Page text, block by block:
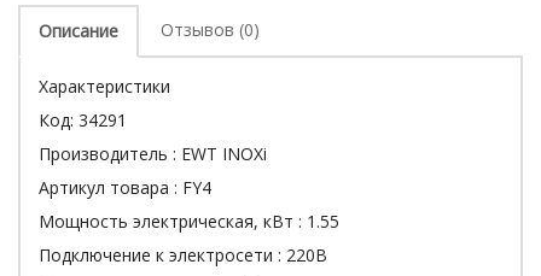
Описание Отзывов (0)
Характеристики
Код: 34291
Производитель : EWT INOXi
Артикул товара : FY4
Мощность электрическая, кВт : 1.55
Подключение к электросети : 220В